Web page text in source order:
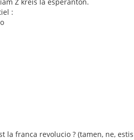
Z kreis la esperanton.
:
la franca revolucio ? (tamen, ne,